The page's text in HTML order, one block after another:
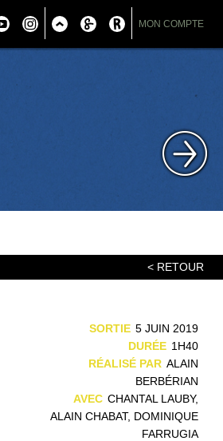
MON COMPTE
< RETOUR
SORTIE 5 JUIN 2019
DURÉE 1H40
RÉALISÉ PAR ALAIN
BERBÉRIAN
AVEC CHANTAL LAUBY,
ALAIN CHABAT, DOMINIQUE
FARRUGIA